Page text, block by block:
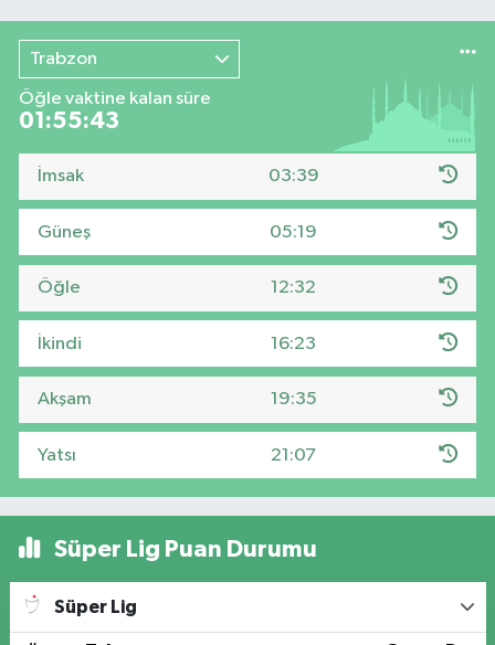
Trabzon
Öğle vaktine kalan süre
01:55:42
İmsak 03:39
Güneş 05:19
Öğle 12:32
İkindi 16:23
Akşam 19:35
Yatsı 21:07
Süper Lig Puan Durumu
Süper Lig